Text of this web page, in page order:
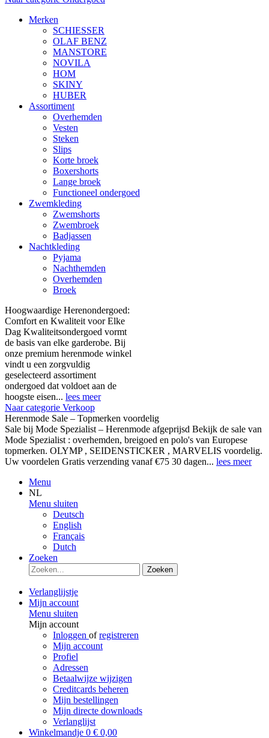
Merken
SCHIESSER
OLAF BENZ
MANSTORE
NOVILA
HOM
SKINY
HUBER
Assortiment
Overhemden
Vesten
Steken
Slips
Korte broek
Boxershorts
Lange broek
Functioneel ondergoed
Zwemkleding
Zwemshorts
Zwembroek
Badjassen
Nachtkleding
Pyjama
Nachthemden
Overhemden
Broek
Hoogwaardige Herenondergoed:
Comfort en Kwaliteit voor Elke
Dag Kwaliteitsondergoed vormt
de basis van elke garderobe. Bij
onze premium herenmode winkel
vindt u een zorgvuldig
geselecteerd assortiment
ondergoed dat voldoet aan de
hoogste eisen... lees meer
Naar categorie Verkoop
Herenmode Sale – Topmerken voordelig
Sale bij Mode Spezialist – Herenmode afgeprijsd Bekijk de sale van
Mode Spezialist : overhemden, breigoed en polo's van Europese
topmerken. OLYMP , SEIDENSTICKER , MARVELIS voordelig.
Uw voordelen Gratis verzending vanaf €75 30 dagen... lees meer
Menu
NL
Menu sluiten
Deutsch
English
Français
Dutch
Zoeken
Zoeken
Verlanglijstje
Mijn account
Menu sluiten
Mijn account
Inloggen ofregistreren
Mijn account
Profiel
Adressen
Betaalwijze wijzigen
Creditcards beheren
Mijn bestellingen
Mijn directe downloads
Verlanglijst
Winkelmandje 0 € 0,00